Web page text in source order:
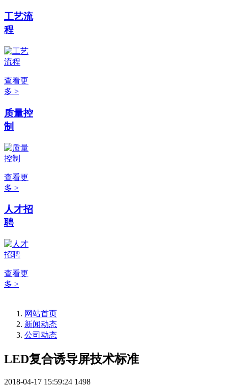
工艺流
程
查看更
多 >
质量控
制
查看更
多 >
人才招
聘
查看更
多 >
网站首页
新闻动态
公司动态
LED复合诱导屏技术标准
2018-04-17 15:59:24 1498